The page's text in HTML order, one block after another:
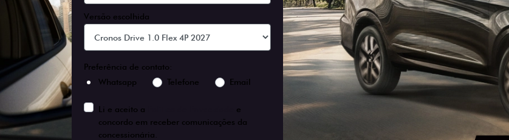
Versão escolhida
Preferência de contato:
Whatsapp
Telefone Email
Li e aceito a
e
concordo em receber comunicações da
concessionária.